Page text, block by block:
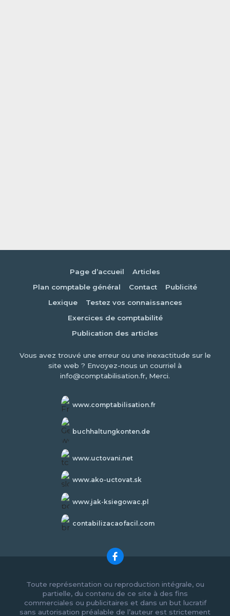
Page d’accueil
Articles
Plan comptable général
Contact
Publicité
Lexique
Testez vos connaissances
Exercices de comptabilité
Publication des articles
Vous avez trouvé une erreur ou une inexactitude sur le
site web ? Envoyez-nous un courriel à
info@comptabilisation.fr, Merci.
www.comptabilisation.fr
buchhaltungkonten.de
www.uctovani.net
www.ako-uctovat.sk
www.jak-ksiegowac.pl
contabilizacaofacil.com
Toute représentation ou reproduction intégrale, ou
partielle, du contenu de ce site à des fins
commerciales ou publicitaires et dans un but lucratif
sans autorisation préalable de l’auteur est strictement